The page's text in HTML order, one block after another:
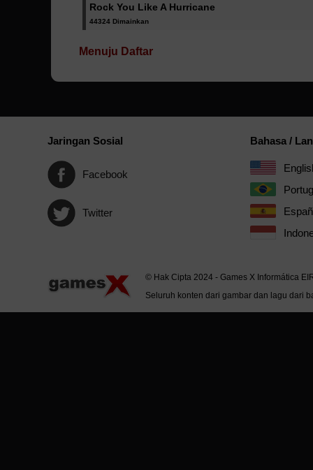
Rock You Like A Hurricane
44324 Dimainkan
Menuju Daftar
Jaringan Sosial
Facebook
Twitter
Bahasa /
© Hak Cipta 2024 - Games X Informática
Seluruh konten dari gambar dan lagu dari